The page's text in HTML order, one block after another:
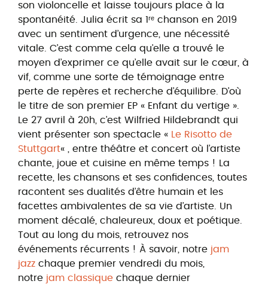
son violoncelle et laisse toujours place à la
spontanéité. Julia écrit sa 1ʳᵉ chanson en 2019
avec un sentiment d’urgence, une nécessité
vitale. C’est comme cela qu’elle a trouvé le
moyen d’exprimer ce qu’elle avait sur le cœur, à
vif, comme une sorte de témoignage entre
perte de repères et recherche d’équilibre. D’où
le titre de son premier EP « Enfant du vertige ».
Le 27 avril à 20h, c’est Wilfried Hildebrandt qui
vient présenter son spectacle « Le Risotto de
Stuttgart« , entre théâtre et concert où l’artiste
chante, joue et cuisine en même temps ! La
recette, les chansons et ses confidences, toutes
racontent ses dualités d’être humain et les
facettes ambivalentes de sa vie d’artiste. Un
moment décalé, chaleureux, doux et poétique.
Tout au long du mois, retrouvez nos
événements récurrents ! À savoir, notre jam
jazz chaque premier vendredi du mois,
notre jam classique chaque dernier